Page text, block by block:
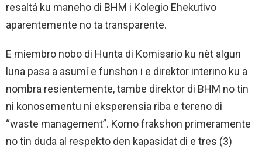
resaltá ku maneho di BHM i Kolegio Ehekutivo
aparentemente no ta transparente.
E miembro nobo di Hunta di Komisario ku nèt algun
luna pasa a asumí e funshon i e direktor interino ku a
nombra resientemente, tambe direktor di BHM no tin
ni konosementu ni eksperensia riba e tereno di
“waste management”. Komo frakshon primeramente
no tin duda al respekto den kapasidat di e tres (3)